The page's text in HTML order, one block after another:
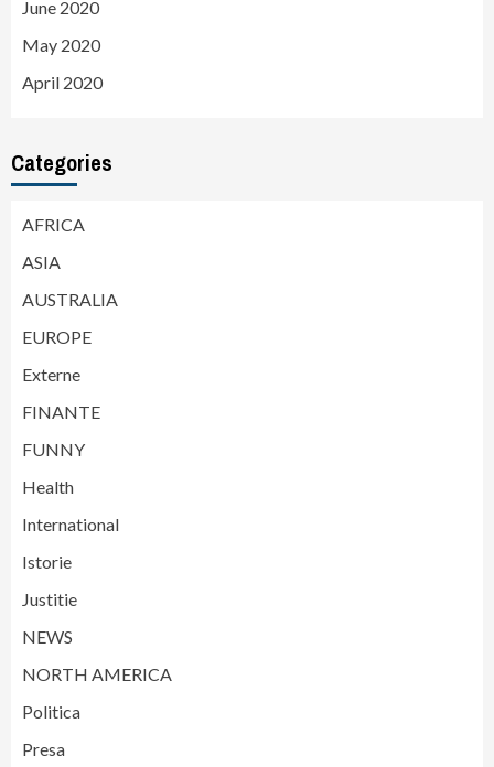
June 2020
May 2020
April 2020
Categories
AFRICA
ASIA
AUSTRALIA
EUROPE
Externe
FINANTE
FUNNY
Health
International
Istorie
Justitie
NEWS
NORTH AMERICA
Politica
Presa